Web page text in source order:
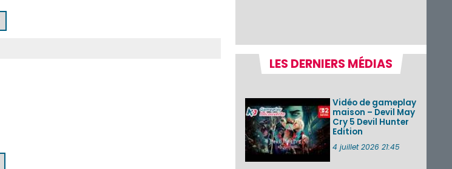
Edit...
Une édition
physique japonaise
disponible le 10
décembre ...
Nintendo Music :
des musiques de
LES DERNIERS MÉDIAS
Vidéo de gameplay
maison – Devil May
Cry 5 Devil Hunter
Edition
4 juillet 2026 21:45